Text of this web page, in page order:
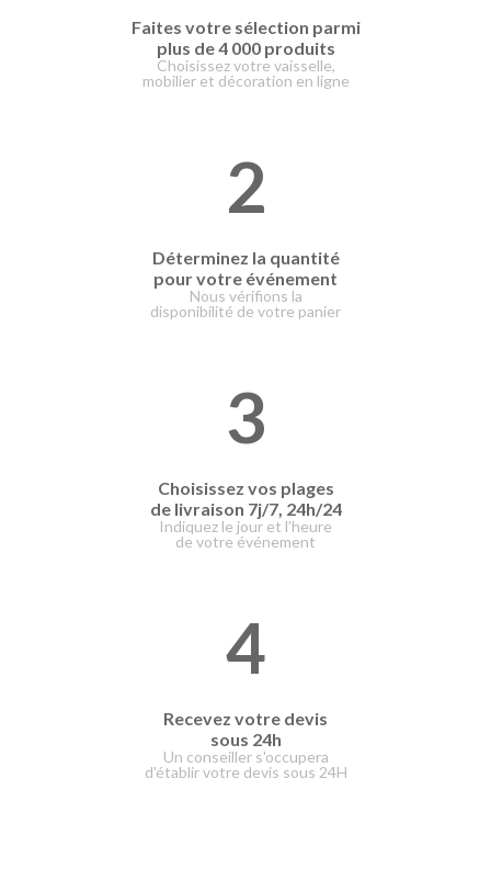
Faites votre sélection parmi
plus de 4 000 produits
Choisissez votre vaisselle,
mobilier et décoration en ligne
2
Déterminez la quantité
pour votre événement
Nous vérifions la
disponibilité de votre panier
3
Choisissez vos plages
de livraison 7j/7, 24h/24
Indiquez le jour et l’heure
de votre événement
4
Recevez votre devis
sous 24h
Un conseiller s'occupera
d'établir votre devis sous 24H